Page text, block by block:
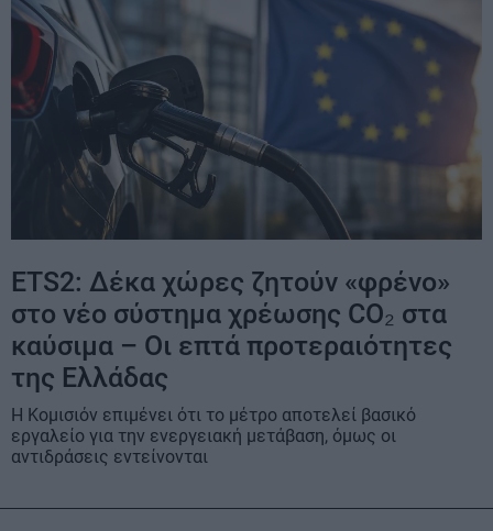
ETS2: Δέκα χώρες ζητούν «φρένο»
στο νέο σύστημα χρέωσης CO₂ στα
καύσιμα – Οι επτά προτεραιότητες
της Ελλάδας
Η Κομισιόν επιμένει ότι το μέτρο αποτελεί βασικό
εργαλείο για την ενεργειακή μετάβαση, όμως οι
αντιδράσεις εντείνονται